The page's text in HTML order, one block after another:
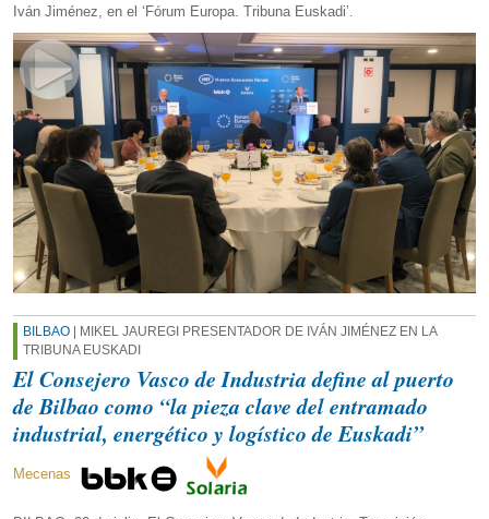
Iván Jiménez, en el ‘Fórum Europa. Tribuna Euskadi’.
BILBAO | MIKEL JAUREGI PRESENTADOR DE IVÁN JIMÉNEZ EN LA
TRIBUNA EUSKADI
El Consejero Vasco de Industria define al puerto
de Bilbao como “la pieza clave del entramado
industrial, energético y logístico de Euskadi”
Mecenas